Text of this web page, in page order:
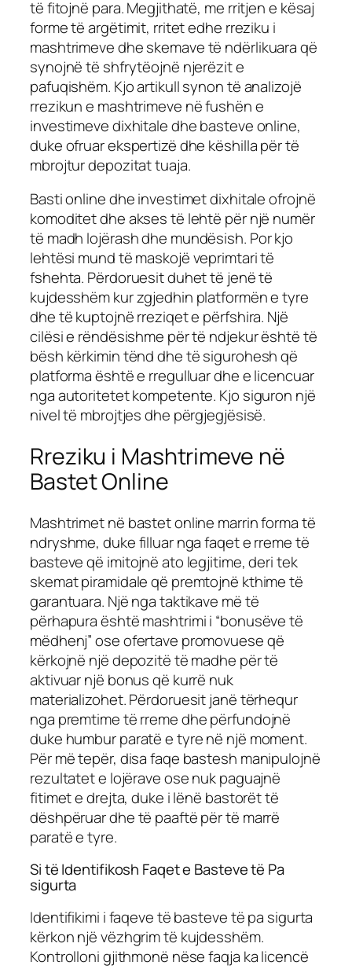
të fitojnë para. Megjithatë, me rritjen e kësaj
forme të argëtimit, rritet edhe rreziku i
mashtrimeve dhe skemave të ndërlikuara që
synojnë të shfrytëojnë njerëzit e
pafuqishëm. Kjo artikull synon të analizojë
rrezikun e mashtrimeve në fushën e
investimeve dixhitale dhe basteve online,
duke ofruar ekspertizë dhe këshilla për të
mbrojtur depozitat tuaja.
Basti online dhe investimet dixhitale ofrojnë
komoditet dhe akses të lehtë për një numër
të madh lojërash dhe mundësish. Por kjo
lehtësi mund të maskojë veprimtari të
fshehta. Përdoruesit duhet të jenë të
kujdesshëm kur zgjedhin platformën e tyre
dhe të kuptojnë rreziqet e përfshira. Një
cilësi e rëndësishme për të ndjekur është të
bësh kërkimin tënd dhe të sigurohesh që
platforma është e rregulluar dhe e licencuar
nga autoritetet kompetente. Kjo siguron një
nivel të mbrojtjes dhe përgjegjësisë.
Rreziku i Mashtrimeve në
Bastet Online
Mashtrimet në bastet online marrin forma të
ndryshme, duke filluar nga faqet e rreme të
basteve që imitojnë ato legjitime, deri tek
skemat piramidale që premtojnë kthime të
garantuara. Një nga taktikave më të
përhapura është mashtrimi i “bonusëve të
mëdhenj” ose ofertave promovuese që
kërkojnë një depozitë të madhe për të
aktivuar një bonus që kurrë nuk
materializohet. Përdoruesit janë tërhequr
nga premtime të rreme dhe përfundojnë
duke humbur paratë e tyre në një moment.
Për më tepër, disa faqe bastesh manipulojnë
rezultatet e lojërave ose nuk paguajnë
fitimet e drejta, duke i lënë bastorët të
dëshpëruar dhe të paaftë për të marrë
paratë e tyre.
Si të Identifikosh Faqet e Basteve të Pa
sigurta
Identifikimi i faqeve të basteve të pa sigurta
kërkon një vëzhgrim të kujdesshëm.
Kontrolloni gjithmonë nëse faqja ka licencë